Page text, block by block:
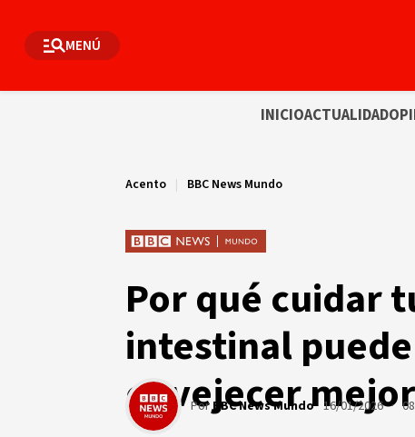
MENÚ
INICIOACTUALIDAD
Acento | BBC News Mundo
Por qué cuidar
intestinal
envejecer mejor
PorBBC News Mundo 16/01/2026 ·